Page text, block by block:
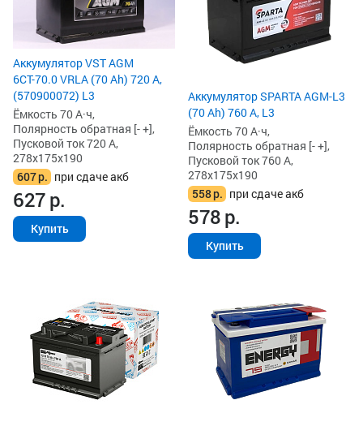
Аккумулятор VST AGM
6СТ-70.0 VRLA (70 Ah) 720 А,
(570900072) L3
Ёмкость 70 А·ч,
Полярность обратная [- +],
Пусковой ток 720 А,
278x175x190
607р. при сдаче акб
627р.
Купить
Аккумулятор SPARTA AGM-L3
(70 Ah) 760 А, L3
Ёмкость 70 А·ч,
Полярность обратная [- +],
Пусковой ток 760 А,
278x175x190
558р. при сдаче акб
578р.
Купить